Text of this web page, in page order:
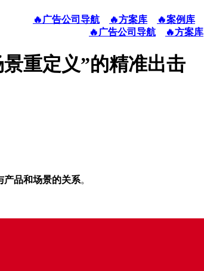
🔥广告公司导航 🔥方案库 🔥案例库
🔥广告公司导航
🔥方案库
重定义”的精准出击‌
产品和场景的关系‌。